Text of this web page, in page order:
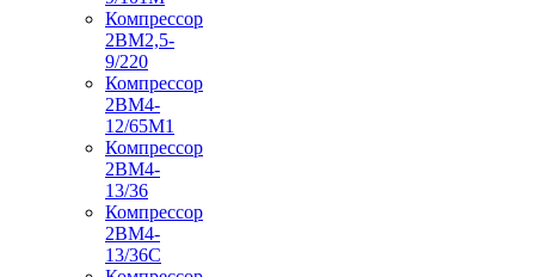
Компрессор
2ВМ2,5-
9/220
Компрессор
2ВМ4-
12/65М1
Компрессор
2ВМ4-
13/36
Компрессор
2ВМ4-
13/36С